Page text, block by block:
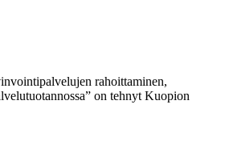
rahoittaminen,
on tehnyt Kuopion